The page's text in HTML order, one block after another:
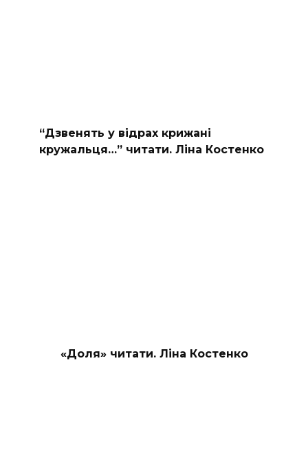
“Дзвенять у відрах крижані
кружальця…” читати. Ліна Костенко
«Доля» читати. Ліна Костенко